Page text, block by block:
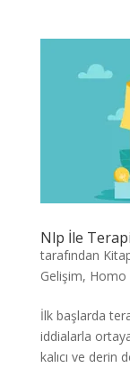
Nlp İle Terapi
tarafından
Gelişim, Homo
İlk başlarda
iddialarla
kalıcı ve derin